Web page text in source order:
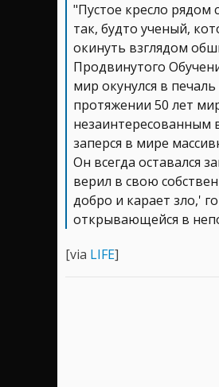
"Пустое кресло рядом
так, будто ученый,
окинуть взглядом
Продвинутого
мир окунулся в
протяжении 50 лет
незаинтересованным
заперся в мире
Он всегда оставался
верил в свою
добро и карает зло,'
открывающейся в
[via LIFE]